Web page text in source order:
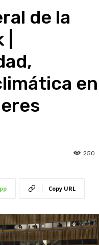
de la
en
250
Copy URL